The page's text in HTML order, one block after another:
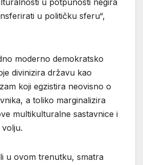
u potpunosti negira
u političku sferu“,
moderno demokratsko
divinizira državu kao
koji egzistira neovisno o
a toliko marginalizira
multikulturalne sastavnice i
u ovom trenutku, smatra